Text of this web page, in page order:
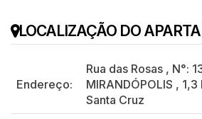
LOCALIZAÇÃO DO
Endereço:
Rua das Rosas , N°:
MIRANDÓPOLIS , 1,3
Santa Cruz